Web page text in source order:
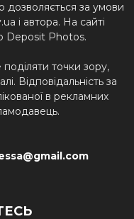
дозволяється за умови
і автора. На сайті
Deposit Photos.
точки зору,
Відповідальність за
в рекламних